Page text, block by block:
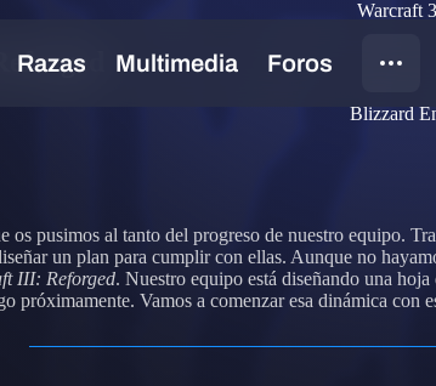
Warcraft
Blizzard
os pusimos al tanto del progreso de nuestro equipo.
un plan para cumplir con ellas. Aunque no
III: Reforged. Nuestro equipo está diseñando una
próximamente. Vamos a comenzar esa dinámica